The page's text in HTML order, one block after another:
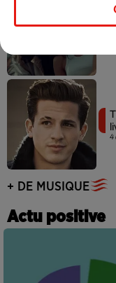
4
+ DE MUSIQUE
Actu positive